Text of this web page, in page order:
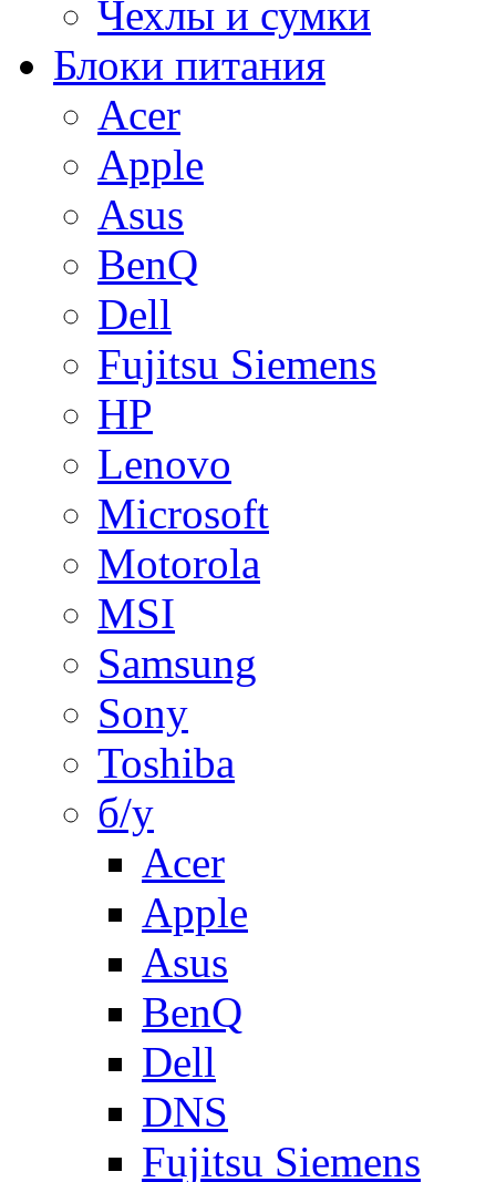
Чехлы и сумки
Блоки питания
Acer
Apple
Asus
BenQ
Dell
Fujitsu Siemens
HP
Lenovo
Microsoft
Motorola
MSI
Samsung
Sony
Toshiba
б/у
Acer
Apple
Asus
BenQ
Dell
DNS
Fujitsu Siemens